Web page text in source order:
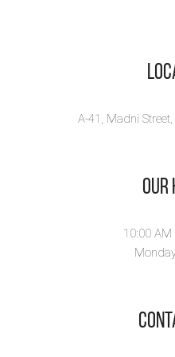
A-41, Madni
Our
10:00